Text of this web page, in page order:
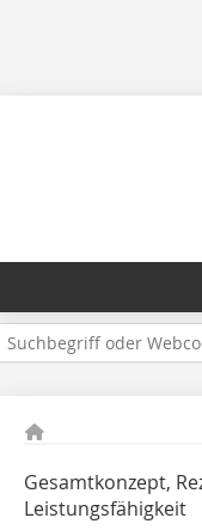
Gesamtkonzept,
Leistungsfähigkeit